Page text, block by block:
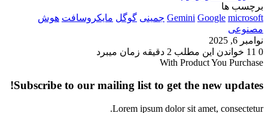
برچسب ها
Gemini Google microsoft جمینی گوگل مایکروسافت هوش
مصنوعی
نوامبر 6, 2025
0
خواندن این مطلب 2 دقیقه زمان میبرد
With Product You Purchase
Subscribe to our mailing list to get the new updates!
Lorem ipsum dolor sit amet, consectetur.